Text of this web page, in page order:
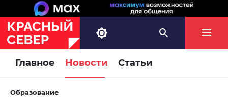
Главное Новости Статьи
Образование